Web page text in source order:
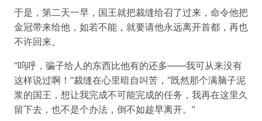
于是，第二天一早，国王就把裁缝给召了过来，命令他把
金冠带来给他，如若不能，就要请他永远离开首都，再也
不许回来。
“呜呼，骗子给人的东西比他有的还多——我可从来没有
这样说过啊！”裁缝在心里暗自叫苦，“既然那个满脑子泥
浆的国王，想让我完成不可能完成的任务，我再在这里久
留下去，也不是个办法，倒不如趁早离开。”